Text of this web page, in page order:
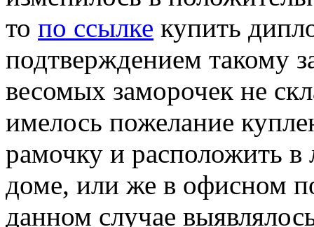
то по ссылке купить
подтверждением такому
весомых заморочек не
имелось пожелание
рамочку и расположить в
доме, или же в офисном
данном случае